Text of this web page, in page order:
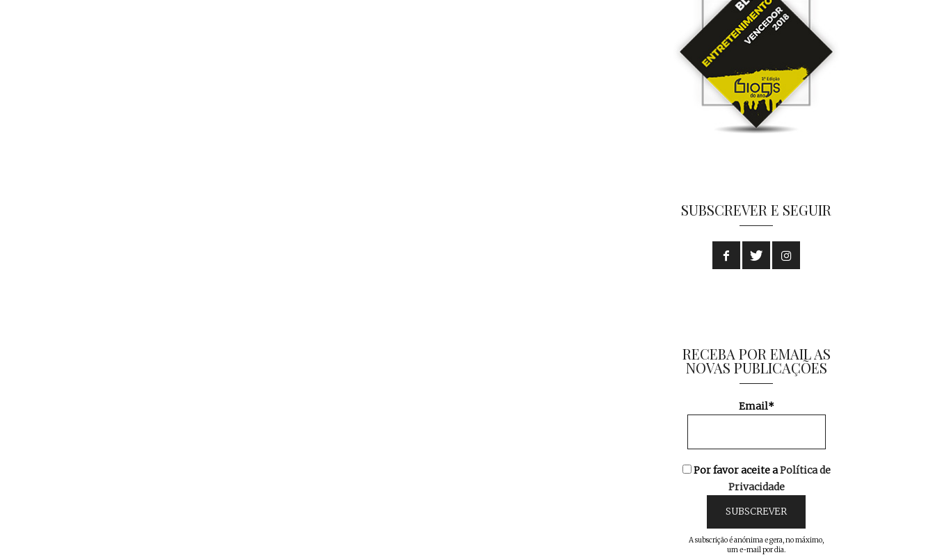
SUBSCREVER E SEGUIR
RECEBA POR EMAIL AS
NOVAS PUBLICAÇÕES
Email*
Por favor aceite aPolítica de
Privacidade
A subscrição é anónima e gera, no máximo,
um e-mail por dia.